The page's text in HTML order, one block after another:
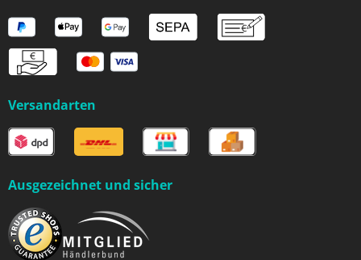
Versandarten
Ausgezeichnet und sicher